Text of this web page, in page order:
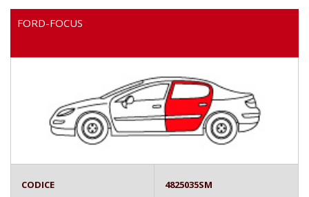
FORD-FOCUS
CODICE 4825035SM